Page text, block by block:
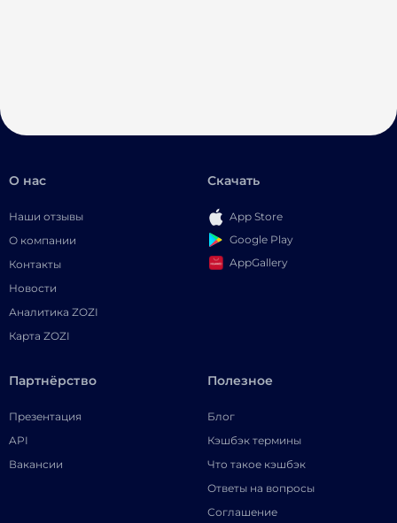
О нас
Наши отзывы
О компании
Контакты
Новости
Аналитика ZOZI
Карта ZOZI
Скачать
App Store
Google Play
AppGallery
Партнёрство
Презентация
API
Вакансии
Полезное
Блог
Кэшбэк термины
Что такое кэшбэк
Ответы на вопросы
Соглашение